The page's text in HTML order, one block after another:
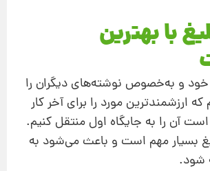
با بهترین
و به‌خصوص نوشته‌های دیگران را
ارزشمندترین مورد را برای آخر کار
آن‌ را به جایگاه اول منتقل کنیم.
بسیار مهم است و باعث می‌شود به
شود.